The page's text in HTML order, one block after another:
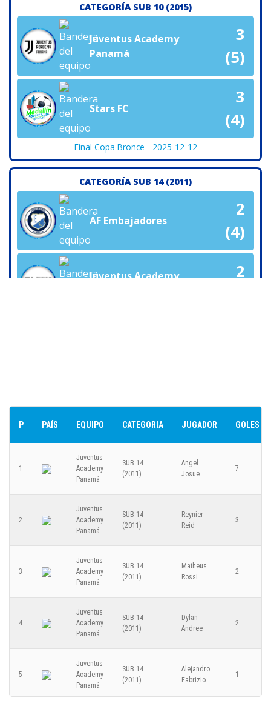
CATEGORÍA SUB 10 (2015)
Juventus Academy
Panamá
3
(5)
Stars FC
3
(4)
Final Copa Bronce - 2025-12-12
CATEGORÍA SUB 14 (2011)
AF Embajadores
2
(4)
Juventus Academy
2
Aruba Soccer Academy
Final Copa Bronce - 2025-12-12
CATEGORÍA SUB 14 (2011)
Juventus Academy
Panamá
3
Real América 0
Cuartos de final Copa Oro 2 - 2025-12-11
P PAÍS EQUIPO CATEGORIA JUGADOR GOLES
1
Juventus
Academy
Panamá
SUB 14
(2011)
Angel
Josue
7
2
Juventus
Academy
Panamá
SUB 14
(2011)
Reynier
Reid
3
3
Juventus
Academy
Panamá
SUB 14
(2011)
Matheus
Rossi
2
4
Juventus
Academy
Panamá
SUB 14
(2011)
Dylan
Andree
2
5
Juventus
Academy
Panamá
SUB 14
(2011)
Alejandro
Fabrizio
1